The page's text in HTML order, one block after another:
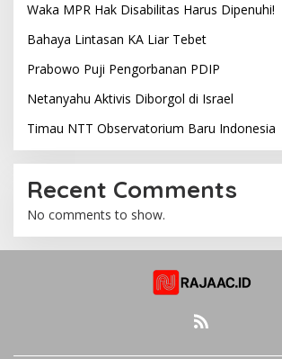
Waka MPR Hak Disabilitas Harus Dipenuhi!
Bahaya Lintasan KA Liar Tebet
Prabowo Puji Pengorbanan PDIP
Netanyahu Aktivis Diborgol di Israel
Timau NTT Observatorium Baru Indonesia
Recent Comments
No comments to show.